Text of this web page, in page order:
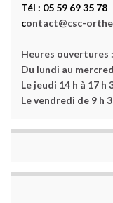
Tél : 05 59 69 35 78
contact@csc-
Heures ouvertures :
Du lundi au
Le jeudi 14 h à 17 h
Le vendredi de 9 h